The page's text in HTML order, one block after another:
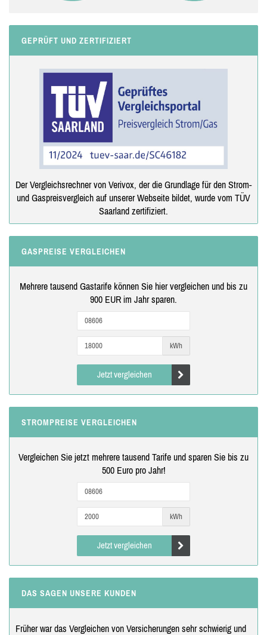
GEPRÜFT UND ZERTIFIZIERT
Der Vergleichsrechner von Verivox, der die Grundlage für den Strom-
und Gaspreisvergleich auf unserer Webseite bildet, wurde vom TÜV
Saarland zertifiziert.
GASPREISE VERGLEICHEN
Mehrere tausend Gastarife können Sie hier vergleichen und bis zu
900 EUR im Jahr sparen.
kWh
Jetzt vergleichen
STROMPREISE VERGLEICHEN
Vergleichen Sie jetzt mehrere tausend Tarife und sparen Sie bis zu
500 Euro pro Jahr!
kWh
Jetzt vergleichen
DAS SAGEN UNSERE KUNDEN
Früher war das Vergleichen von Versicherungen sehr schwierig und